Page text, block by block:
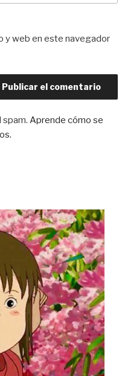
y web en este navegador
spam. Aprende cómo se